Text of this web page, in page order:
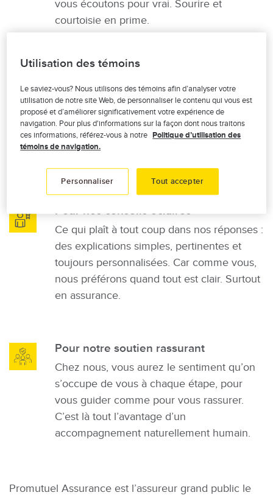
vous écoutons pour vrai. Sourire et
courtoisie en prime.
Notre équipe offre chaque jour des produits
d’assurance aussi variés qu’éprouvés. Des
solutions qui s’adaptent à votre situation, et
non l’inverse, pour vous assurer la
Image Pour nos conseils éclairés
Ce qui plaît à tout coup dans nos réponses :
des explications simples, pertinentes et
toujours personnalisées. Car comme vous,
nous préférons quand tout est clair. Surtout
en assurance.
Image Pour notre soutien rassurant
Chez nous, vous aurez le sentiment qu’on
s’occupe de vous à chaque étape, pour
vous guider comme pour vous rassurer.
C’est là tout l’avantage d’un
accompagnement naturellement humain.
Promutuel Assurance est l’assureur grand public le
Utilisation des témoins
Le saviez-vous? Nous utilisons des témoins afin d’analyser votre
utilisation de notre site Web, de personnaliser le contenu qui vous est
proposé et d’améliorer significativement votre expérience de
navigation. Pour plus d'informations sur la façon dont nous traitons
ces informations, référez-vous à notre Politique d’utilisation des
témoins de navigation.
Personnaliser Tout accepter